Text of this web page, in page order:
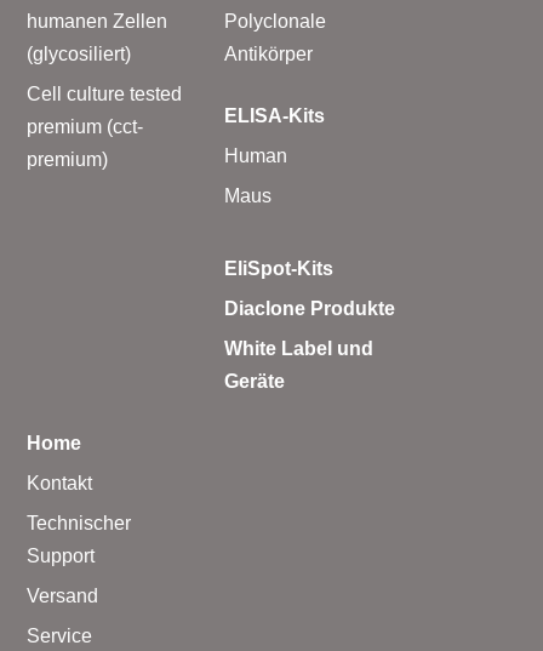
humanen Zellen
(glycosiliert)
Cell culture tested
premium (cct-
premium)
Polyclonale
Antikörper
ELISA-Kits
Human
Maus
EliSpot-Kits
Diaclone Produkte
White Label und
Geräte
Home
Kontakt
Technischer
Support
Versand
Service